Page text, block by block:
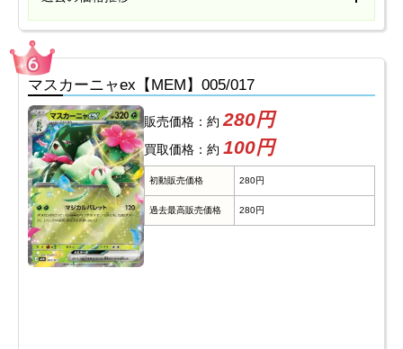
マスカーニャex【MEM】005/017
販売価格：約 280円
買取価格：約 100円
初動販売価格 280円
過去最高販売価格 280円